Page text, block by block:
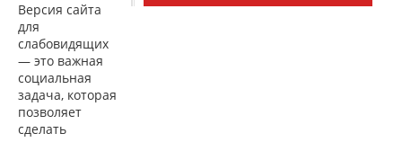
Версия сайта
для
слабовидящих
— это важная
социальная
задача, которая
позволяет
сделать